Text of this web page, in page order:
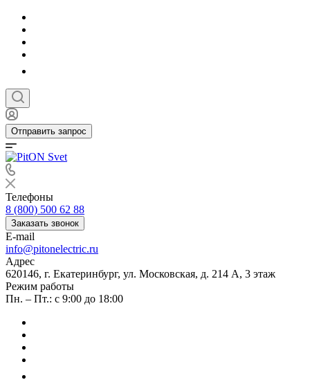
Отправить запрос
Телефоны
8 (800) 500 62 88
Заказать звонок
E-mail
info@pitonelectric.ru
Адрес
620146, г. Екатеринбург, ул. Московская, д. 214 А, 3 этаж
Режим работы
Пн. – Пт.: с 9:00 до 18:00